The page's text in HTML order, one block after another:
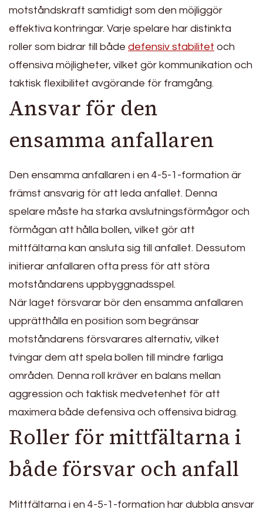
motståndskraft samtidigt som den möjliggör
effektiva kontringar. Varje spelare har distinkta
roller som bidrar till både defensiv stabilitet och
offensiva möjligheter, vilket gör kommunikation och
taktisk flexibilitet avgörande för framgång.
Ansvar för den
ensamma anfallaren
Den ensamma anfallaren i en 4-5-1-formation är
främst ansvarig för att leda anfallet. Denna
spelare måste ha starka avslutningsförmågor och
förmågan att hålla bollen, vilket gör att
mittfältarna kan ansluta sig till anfallet. Dessutom
initierar anfallaren ofta press för att störa
motståndarens uppbyggnadsspel.
När laget försvarar bör den ensamma anfallaren
upprätthålla en position som begränsar
motståndarens försvarares alternativ, vilket
tvingar dem att spela bollen till mindre farliga
områden. Denna roll kräver en balans mellan
aggression och taktisk medvetenhet för att
maximera både defensiva och offensiva bidrag.
Roller för mittfältarna i
både försvar och anfall
Mittfältarna i en 4-5-1-formation har dubbla ansvar